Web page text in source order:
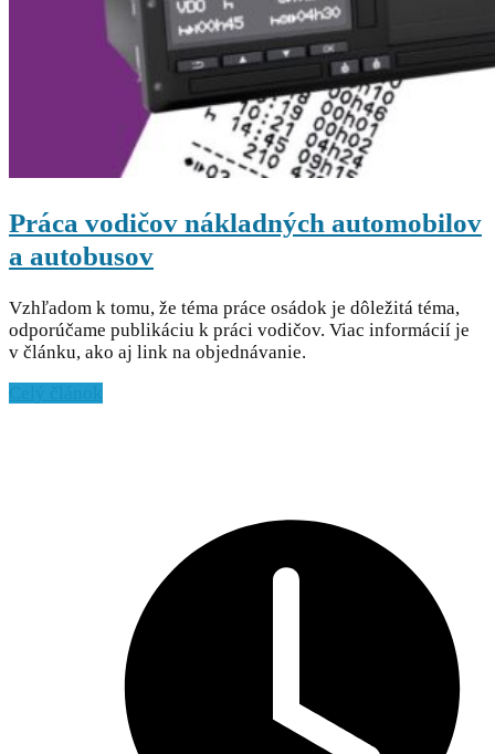
Práca vodičov nákladných automobilov
a autobusov
Vzhľadom k tomu, že téma práce osádok je dôležitá téma,
odporúčame publikáciu k práci vodičov. Viac informácií je
v článku, ako aj link na objednávanie.